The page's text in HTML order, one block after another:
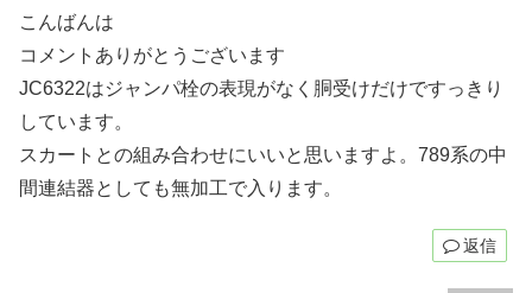
こんばんは
コメントありがとうございます
JC6322はジャンパ栓の表現がなく胴受けだけですっきり
しています。
スカートとの組み合わせにいいと思いますよ。789系の中
間連結器としても無加工で入ります。
返信